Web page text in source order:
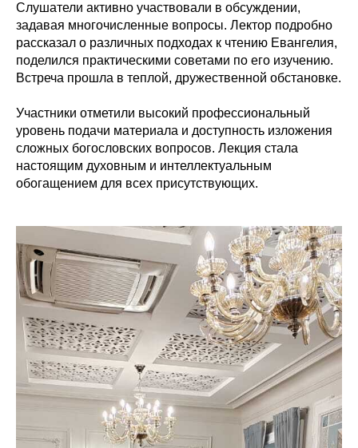
Слушатели активно участвовали в обсуждении,
задавая многочисленные вопросы. Лектор подробно
рассказал о различных подходах к чтению Евангелия,
поделился практическими советами по его изучению.
Встреча прошла в теплой, дружественной обстановке.
Участники отметили высокий профессиональный
уровень подачи материала и доступность изложения
сложных богословских вопросов. Лекция стала
настоящим духовным и интеллектуальным
обогащением для всех присутствующих.